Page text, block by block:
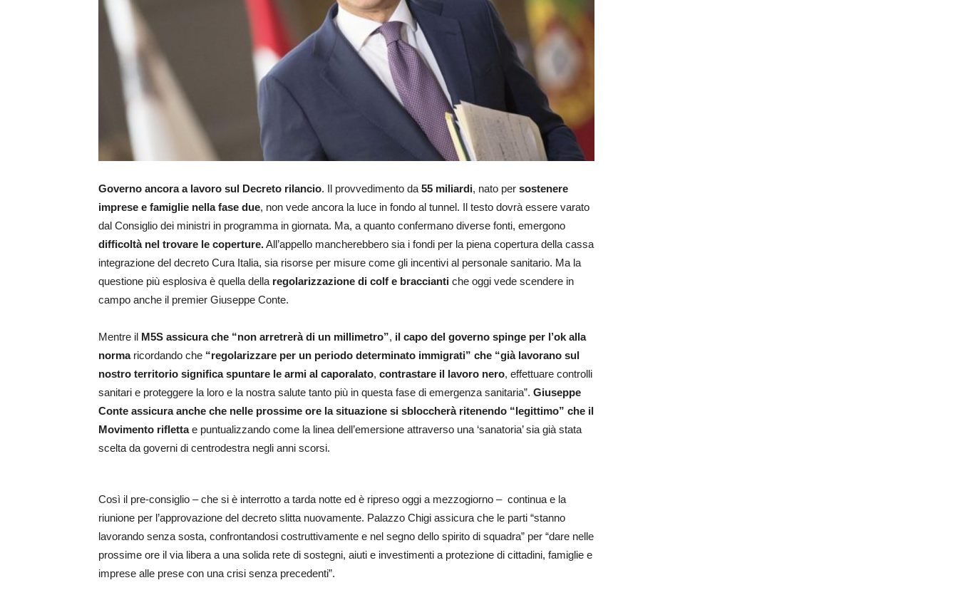
Governo ancora a lavoro sul Decreto rilancio. Il provvedimento da 55 miliardi, nato per sostenere
imprese e famiglie nella fase due, non vede ancora la luce in fondo al tunnel. Il testo dovrà essere varato
dal Consiglio dei ministri in programma in giornata. Ma, a quanto confermano diverse fonti, emergono
difficoltà nel trovare le coperture.All’appello mancherebbero sia i fondi per la piena copertura della cassa
integrazione del decreto Cura Italia, sia risorse per misure come gli incentivi al personale sanitario. Ma la
questione più esplosiva è quella della regolarizzazione di colf e braccianti che oggi vede scendere in
campo anche il premier Giuseppe Conte.
Mentre il M5S assicura che “non arretrerà di un millimetro”, il capo del governo spinge per l’ok alla
norma ricordando che “regolarizzare per un periodo determinato immigrati” che “già lavorano sul
nostro territorio significa spuntare le armi al caporalato, contrastare il lavoro nero, effettuare controlli
sanitari e proteggere la loro e la nostra salute tanto più in questa fase di emergenza sanitaria”. Giuseppe
Conte assicura anche che nelle prossime ore la situazione si sbloccherà ritenendo “legittimo” che il
Movimento riflettae puntualizzando come la linea dell’emersione attraverso una ‘sanatoria’ sia già stata
scelta da governi di centrodestra negli anni scorsi.
Così il pre-consiglio – che si è interrotto a tarda notte ed è ripreso oggi a mezzogiorno – continua e la
riunione per l’approvazione del decreto slitta nuovamente. Palazzo Chigi assicura che le parti “stanno
lavorando senza sosta, confrontandosi costruttivamente e nel segno dello spirito di squadra” per “dare nelle
prossime ore il via libera a una solida rete di sostegni, aiuti e investimenti a protezione di cittadini, famiglie e
imprese alle prese con una crisi senza precedenti”.